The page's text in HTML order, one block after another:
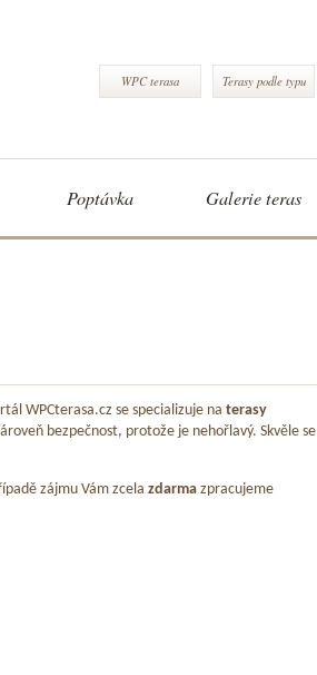
WPC terasa Terasy podle typu
Poptávka Galerie teras
WPCterasa.cz se specializuje na terasy
bezpečnost, protože je nehořlavý. Skvěle se
zájmu Vám zcela zdarma zpracujeme